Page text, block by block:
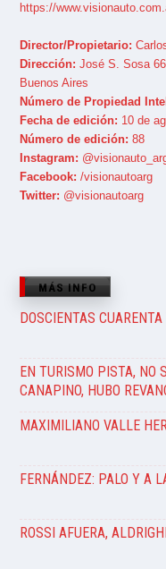
https://
Director/Propietario:
Dirección: José S. Sosa
Buenos Aires
Número de Propiedad
Fecha de edición: 10 de
Número de edición: 88
Instagram:
Facebook: /visionautoarg
Twitter: @visionautoarg
MÁS INFO
DOSCIENTAS
EN TURISMO PISTA, NO
CANAPINO, HUBO
MAXIMILIANO VALLE
FERNÁNDEZ: PALO Y A
ROSSI AFUERA,